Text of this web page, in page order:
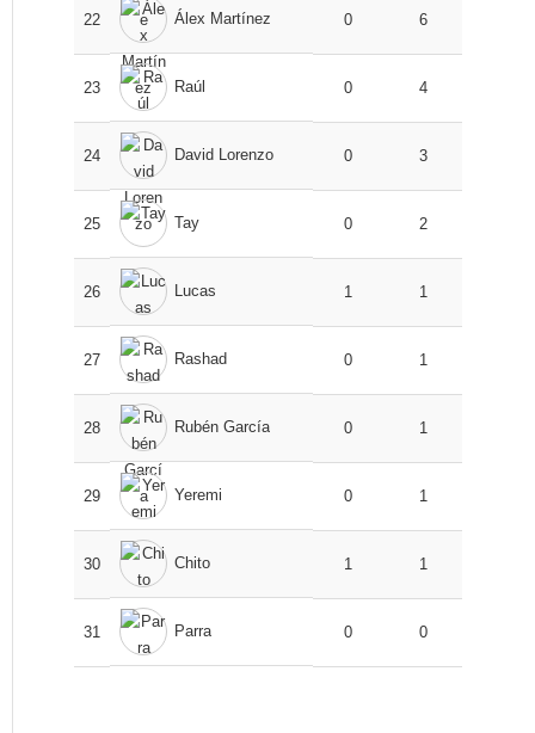
22 Álex Martínez 0 6
23 Raúl 0 4
24 David Lorenzo 0 3
25 Tay 0 2
26 Lucas 1 1
27 Rashad 0 1
28 Rubén García 0 1
29 Yeremi 0 1
30 Chito 1 1
31 Parra 0 0